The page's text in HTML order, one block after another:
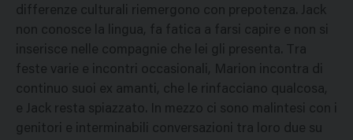
differenze culturali riemergono con prepotenza. Jack
non conosce la lingua, fa fatica a farsi capire e non si
inserisce nelle compagnie che lei gli presenta. Tra
feste varie e incontri occasionali, Marion incontra di
continuo suoi ex amanti, che le rinfacciano qualcosa,
e Jack resta spiazzato. In mezzo ci sono malintesi con i
genitori e interminabili conversazioni tra loro due su